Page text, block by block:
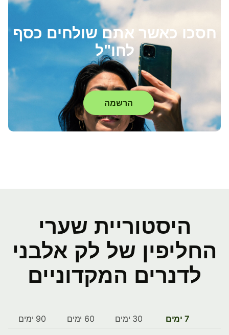
חסכו כאשר אתם שולחים כסף
לחו"ל
הרשמה
היסטוריית שערי
החליפין של לק אלבני
לדנרים המקדוניים
7 ימים 30 ימים 60 ימים 90 ימים